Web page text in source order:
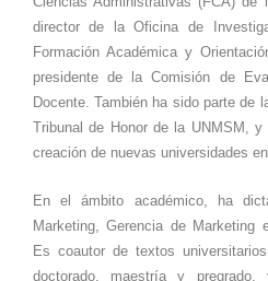
director de la Oficina de
Formación Académica y
presidente de la Comisión de
Docente. También ha sido parte de
Tribunal de Honor de la UNMSM,
creación de nuevas universidades
En el ámbito académico, ha
Marketing, Gerencia de Marketing
Es coautor de textos
doctorado, maestría y pregrado,